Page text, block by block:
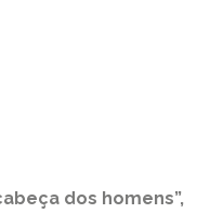
dos homens”,